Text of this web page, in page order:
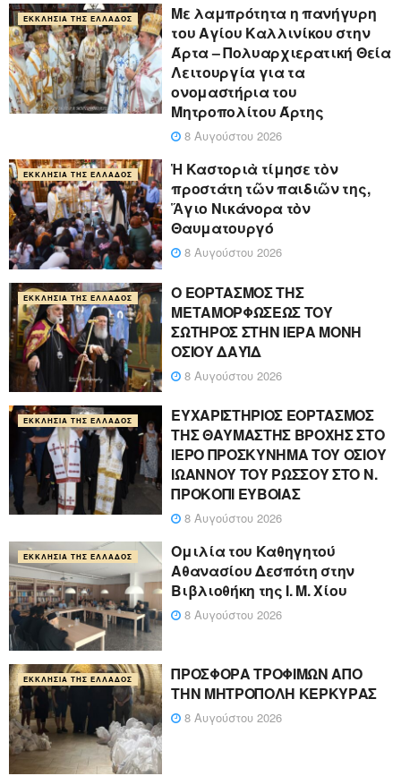
ΕΚΚΛΗΣΊΑ ΤΗΣ ΕΛΛΆΔΟΣ
Με λαμπρότητα η πανήγυρη
του Αγίου Καλλινίκου στην
Άρτα – Πολυαρχιερατική Θεία
Λειτουργία για τα
ονομαστήρια του
Μητροπολίτου Άρτης
8 Αυγούστου 2026
ΕΚΚΛΗΣΊΑ ΤΗΣ ΕΛΛΆΔΟΣ
Ἡ Καστοριὰ τίμησε τὸν
προστάτη τῶν παιδιῶν της,
Ἅγιο Νικάνορα τὸν
Θαυματουργό
8 Αυγούστου 2026
ΕΚΚΛΗΣΊΑ ΤΗΣ ΕΛΛΆΔΟΣ
Ο ΕΟΡΤΑΣΜΟΣ ΤΗΣ
ΜΕΤΑΜΟΡΦΩΣΕΩΣ ΤΟΥ
ΣΩΤΗΡΟΣ ΣΤΗΝ ΙΕΡΑ ΜΟΝΗ
ΟΣΙΟΥ ΔΑΥΪΔ
8 Αυγούστου 2026
ΕΚΚΛΗΣΊΑ ΤΗΣ ΕΛΛΆΔΟΣ
ΕΥΧΑΡΙΣΤΗΡΙΟΣ ΕΟΡΤΑΣΜΟΣ
ΤΗΣ ΘΑΥΜΑΣΤΗΣ ΒΡΟΧΗΣ ΣΤΟ
ΙΕΡΟ ΠΡΟΣΚΥΝΗΜΑ ΤΟΥ ΟΣΙΟΥ
ΙΩΑΝΝΟΥ ΤΟΥ ΡΩΣΣΟΥ ΣΤΟ Ν.
ΠΡΟΚΟΠΙ ΕΥΒΟΙΑΣ
8 Αυγούστου 2026
ΕΚΚΛΗΣΊΑ ΤΗΣ ΕΛΛΆΔΟΣ
Ομιλία του Καθηγητού
Αθανασίου Δεσπότη στην
Βιβλιοθήκη της Ι. Μ. Χίου
8 Αυγούστου 2026
ΕΚΚΛΗΣΊΑ ΤΗΣ ΕΛΛΆΔΟΣ
ΠΡΟΣΦΟΡΑ ΤΡΟΦΙΜΩΝ ΑΠΟ
ΤΗΝ ΜΗΤΡΟΠΟΛΗ ΚΕΡΚΥΡΑΣ
8 Αυγούστου 2026